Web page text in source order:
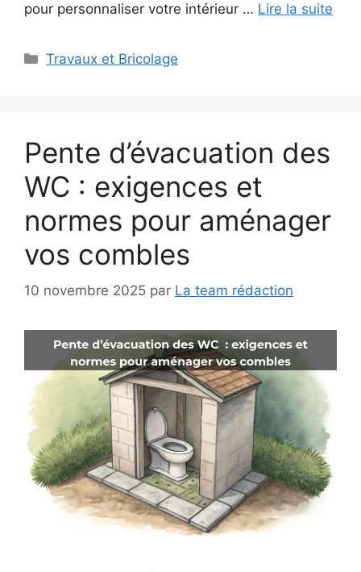
pour personnaliser votre intérieur … Lire la suite
Catégories
Travaux et Bricolage
Pente d’évacuation des
WC : exigences et
normes pour aménager
vos combles
10 novembre 2025 par La team rédaction